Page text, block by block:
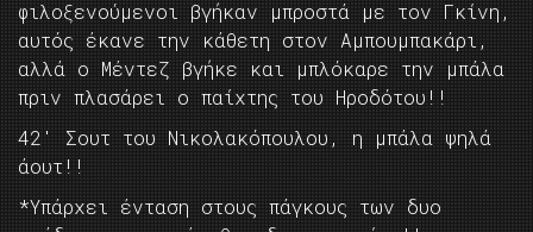
φιλοξενούμενοι βγήκαν μπροστά με τον Γκίνη,
αυτός έκανε την κάθετη στον Αμπουμπακάρι,
αλλά ο Μέντεζ βγήκε και μπλόκαρε την μπάλα
πριν πλασάρει ο παίχτης του Ηροδότου!!
42′ Σουτ του Νικολακόπουλου, η μπάλα ψηλά
άουτ!!
*Υπάρχει ένταση στους πάγκους των δυο